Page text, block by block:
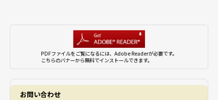
PDFファイルをご覧になるには、Adobe Readerが必要です。
こちらのバナーから無料でインストールできます。
お問い合わせ